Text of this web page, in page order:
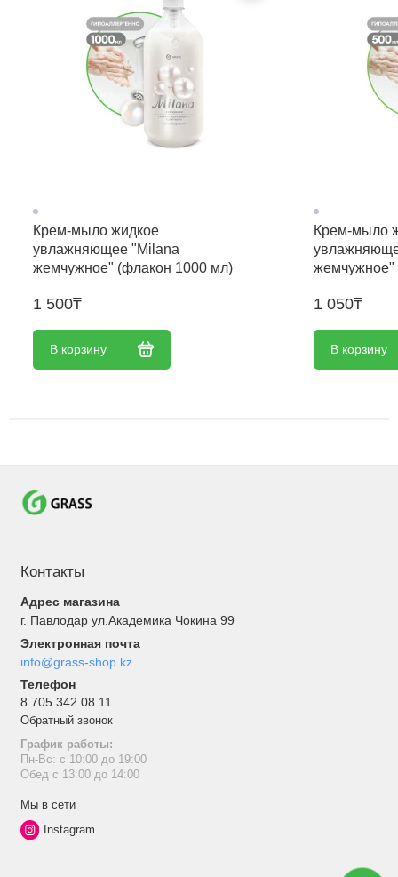
Крем-мыло жидкое
увлажняющее "Milana
жемчужное" (флакон 1000 мл)
1 500₸
В корзину
Крем-мыло
жемчужное"
1 050₸
В корзину
Контакты
Адрес магазина
г. Павлодар ул.Академика Чокина 99
Электронная почта
info@grass-shop.kz
Телефон
8 705 342 08 11
Обратный звонок
График работы:
Пн-Вс: с 10:00 до 19:00
Обед с 13:00 до 14:00
Мы в сети
Instagram